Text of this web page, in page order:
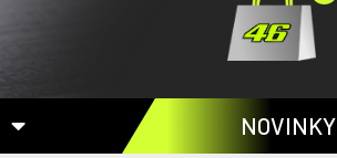
NOVINKY